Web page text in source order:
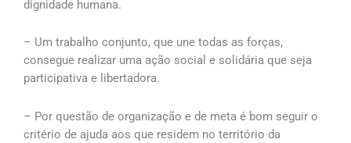
dignidade humana.
– Um trabalho conjunto, que une todas as forças,
consegue realizar uma ação social e solidária que seja
participativa e libertadora.
– Por questão de organização e de meta é bom seguir o
critério de ajuda aos que residem no território da